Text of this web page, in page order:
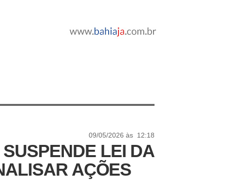
09/05/2026 às 12:18
LEI DA
AÇÕES